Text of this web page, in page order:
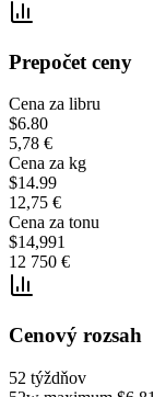
Prepočet ceny
Cena za libru
$6.80
5,78 €
Cena za kg
$14.99
12,75 €
Cena za tonu
$14,991
12 750 €
Cenový rozsah
52 týždňov